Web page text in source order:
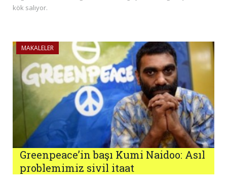
kök salıyor.
MAKALELER
Greenpeace’in başı Kumi Naidoo: Asıl
problemimiz sivil itaat